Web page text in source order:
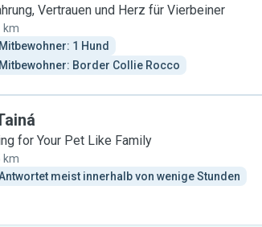
Vertrauen und Herz für Vierbeiner
km
Mitbewohner: 1 Hund
Mitbewohner: Border Collie Rocco
for Your Pet Like Family
km
meist innerhalb von wenige Stunden